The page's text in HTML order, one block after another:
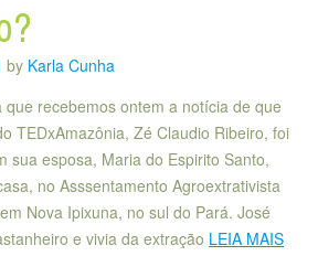
by Karla Cunha
que recebemos ontem a notícia de que
TEDxAmazônia, Zé Claudio Ribeiro, foi
sua esposa, Maria do Espirito Santo,
no Asssentamento Agroextrativista
Nova Ipixuna, no sul do Pará. José
e vivia da extração LEIA MAIS